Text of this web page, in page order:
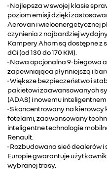
• Najlepsza w swojej klasie
poziom emisji dzięki
Aerovan i wieloenergetycznej
czynienia z najbardziej
Kampery Ahorn są dostępne z
dCi (od 130 do 170 KM).
• Nowa opcjonalna 9-
zapewniająca płynniejszą i
• Większe bezpieczeństwo i
pakietowi zaawansowanych
(ADAS) i nowemu
• Skoncentrowany na
fotelami, zaawansowany
inteligentne technologie
Renault.
• Rozbudowana sieć dealerów
Europie gwarantuje
wybranej trasy.